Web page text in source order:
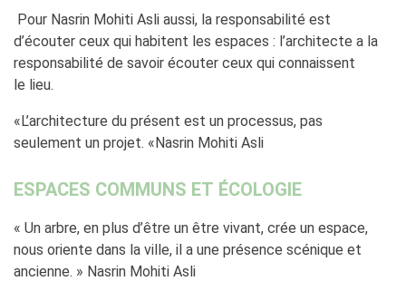
Pour Nasrin Mohiti Asli aussi, la responsabilité est
d’écouter ceux qui habitent les espaces : l’architecte a la
responsabilité de savoir écouter ceux qui connaissent
le lieu.
«L’architecture du présent est un processus, pas
seulement un projet. «Nasrin Mohiti Asli
ESPACES COMMUNS ET ÉCOLOGIE
« Un arbre, en plus d’être un être vivant, crée un espace,
nous oriente dans la ville, il a une présence scénique et
ancienne. » Nasrin Mohiti Asli